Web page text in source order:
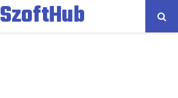
SzoftHub